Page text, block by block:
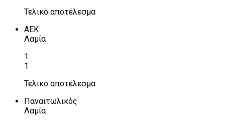
Τελικό αποτέλεσμα
ΑΕΚ
Λαμία
1
1
Τελικό αποτέλεσμα
Παναιτωλικός
Λαμία